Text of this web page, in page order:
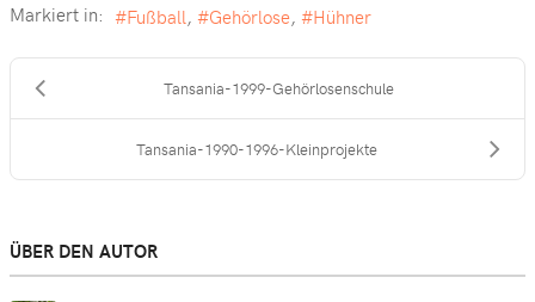
Markiert in: Fußball Gehörlose Hühner
Tansania-1999-Gehörlosenschule
Tansania-1990-1996-Kleinprojekte
ÜBER DEN AUTOR